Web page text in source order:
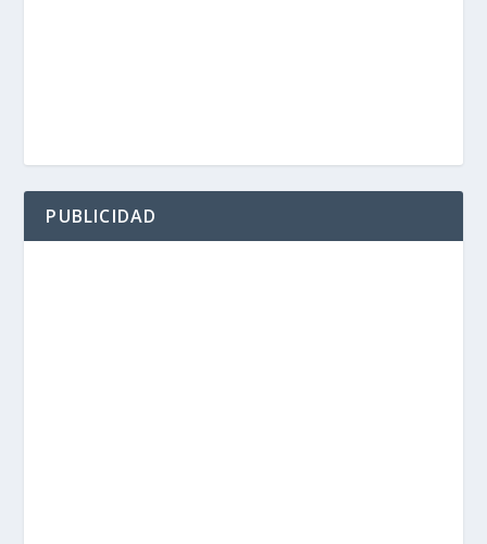
PUBLICIDAD